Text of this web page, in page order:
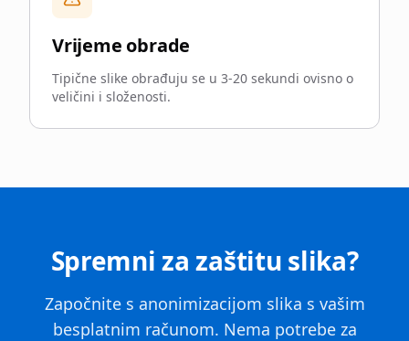
Vrijeme obrade
Tipične slike obrađuju se u 3-20 sekundi ovisno o
veličini i složenosti.
Spremni za zaštitu slika?
Započnite s anonimizacijom slika s vašim
besplatnim računom. Nema potrebe za